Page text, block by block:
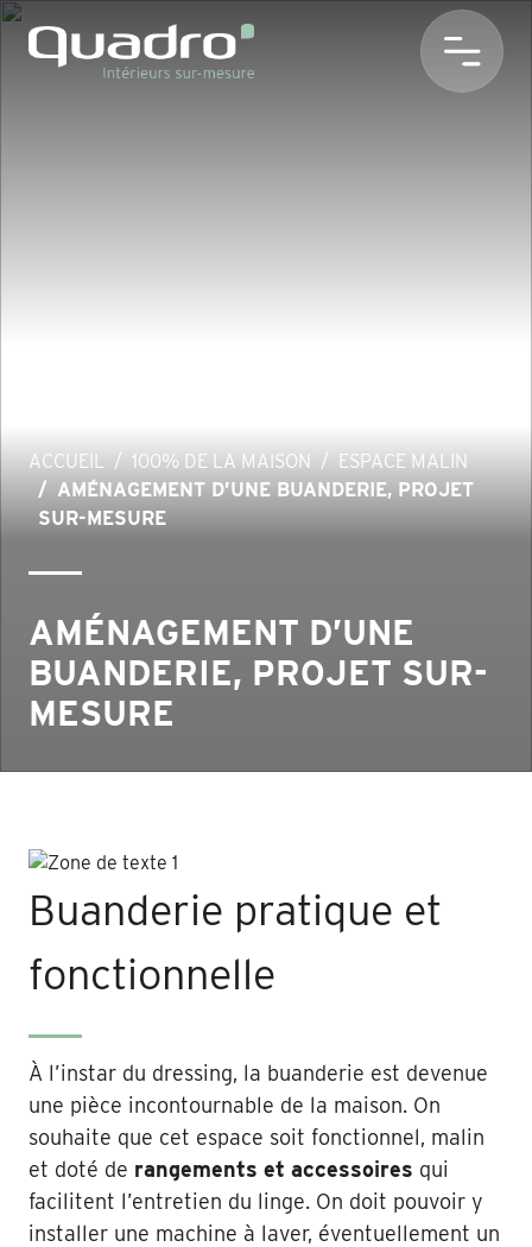
ACCUEIL 100% DE LA MAISON
ESPACE MALIN
AMÉNAGEMENT D’UNE BUANDERIE, PROJET
SUR-MESURE
AMÉNAGEMENT D’UNE
BUANDERIE, PROJET SUR-
MESURE
Buanderie pratique et
fonctionnelle
À l’instar du dressing, la buanderie est devenue
une pièce incontournable de la maison. On
souhaite que cet espace soit fonctionnel, malin
et doté de rangements et accessoires qui
facilitent l’entretien du linge. On doit pouvoir y
installer une machine à laver, éventuellement un